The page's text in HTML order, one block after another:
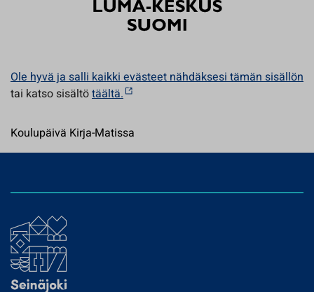
Ole hyvä ja salli kaikki evästeet nähdäksesi tämän sisällön
tai katso sisältötäältä.
Koulupäivä Kirja-Matissa